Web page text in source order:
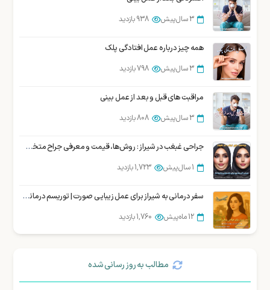
1 سال پیش 1,881 بازدید
جراحی بوکال فت یا برداشتن چربی لپ در شیراز
1 سال پیش 1,858 بازدید
3 سال پیش 938 بازدید
همه چیز درباره عمل افتادگی پلک
3 سال پیش 798 بازدید
مراقبت های قبل و بعد از عمل بینی
3 سال پیش 808 بازدید
جراحی غبغب در شیراز : روش‌ها، قیمت و معرفی جراح متخصص
1 سال پیش 1,723 بازدید
سفر درمانی به شیراز برای عمل زیبایی صورت | توریسم درمانی زیبایی شیراز
12 ماه پیش 1,760 بازدید
مطالب به روز رسانی شده